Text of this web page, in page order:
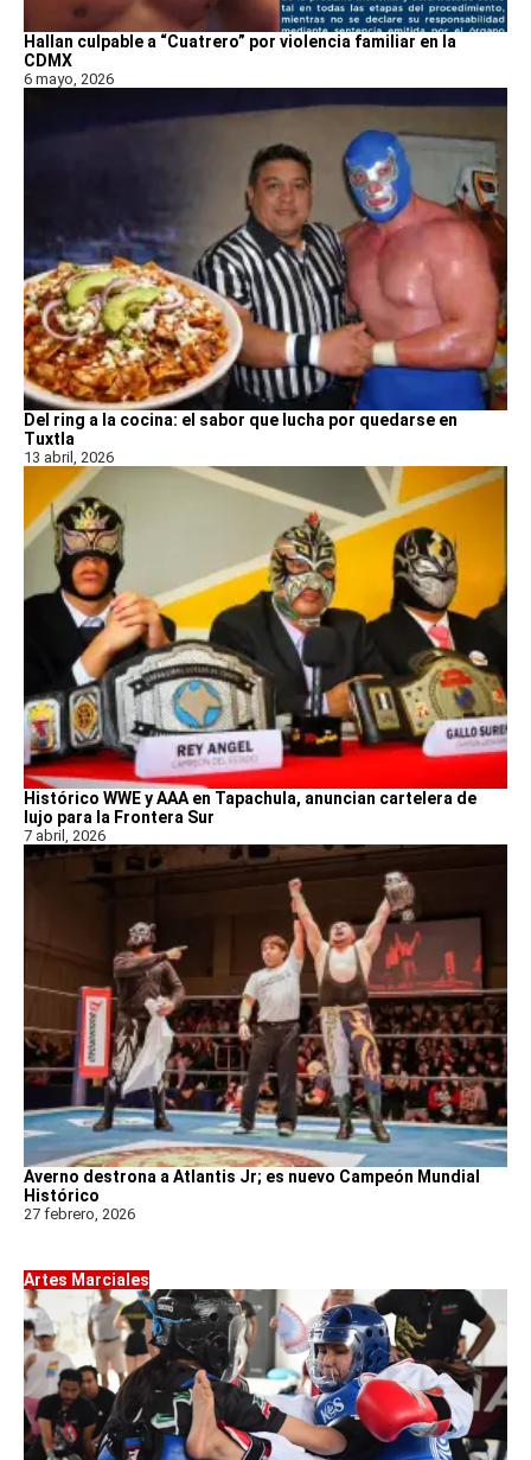
Hallan culpable a “Cuatrero” por violencia familiar en la
CDMX
6 mayo, 2026
Del ring a la cocina: el sabor que lucha por quedarse en
Tuxtla
13 abril, 2026
Histórico WWE y AAA en Tapachula, anuncian cartelera de
lujo para la Frontera Sur
7 abril, 2026
Averno destrona a Atlantis Jr; es nuevo Campeón Mundial
Histórico
27 febrero, 2026
Artes Marciales